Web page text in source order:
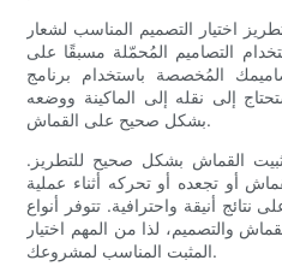
اختيار التصميم المناسب لشعار
التصاميم المُحمّلة مسبقًا على
المُخصصة باستخدام برنامج
إلى نقله إلى الماكينة ووضعه
بشكل صحيح على القماش.
القماش بشكل صحيح للتطريز.
أو تجعده أو تحركه أثناء عملية
أنيقة واحترافية. تتوفر أنواع
والتصميم، لذا من المهم اختيار
المثبت المناسب لمشروعك.